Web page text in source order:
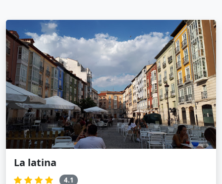
La latina
4.1